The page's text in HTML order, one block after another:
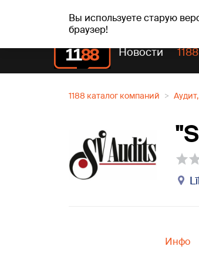
Вы используете старую
браузер!
пт, 07.08.2026. +21°C Alfrēds,
Новости
1188 каталог компаний
Инфо